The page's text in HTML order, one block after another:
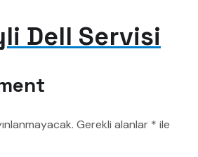
Dell Servisi
Gerekli alanlar * ile